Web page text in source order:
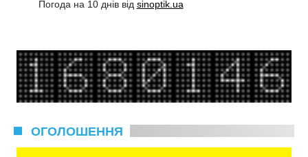
Погода на 10 днів від sinoptik.ua
ОГОЛОШЕННЯ